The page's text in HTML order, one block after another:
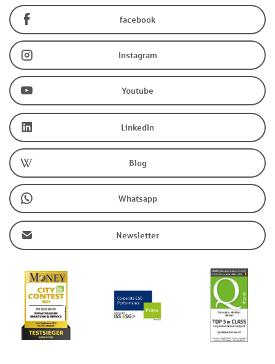
facebook
Instagram
Youtube
LinkedIn
Blog
Whatsapp
Newsletter